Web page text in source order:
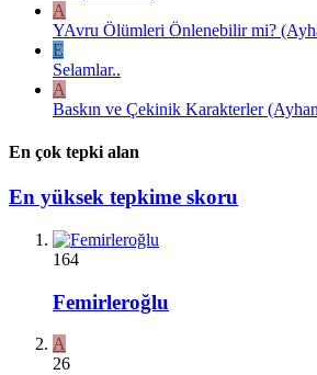
A
YAvru Ölümleri Önlenebilir mi?
E
Selamlar..
A
Baskın ve Çekinik Karakterler
En çok tepki alan
En yüksek tepkime skoru
164
Femirleroğlu
A
26